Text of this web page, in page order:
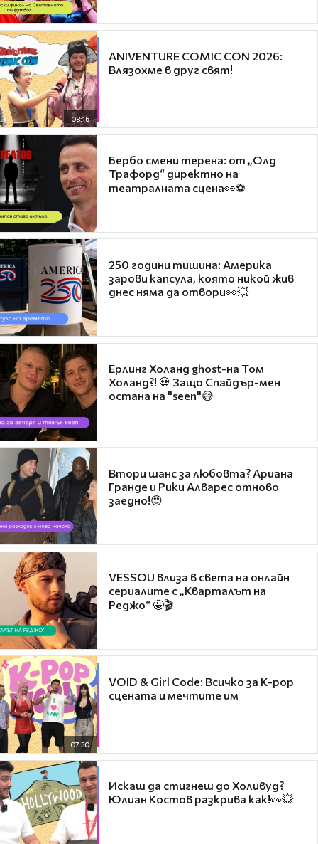
08:16
ANIVENTURE COMIC CON 2026:
Влязохме в друг свят!
Бербо смени терена: от „Олд
Трафорд“ директно на
театралната сцена👀⚽
250 години тишина: Америка
зарови капсула, която никой жив
днес няма да отвори👀💥
Ерлинг Холанд ghost-на Том
Холанд?! 💀 Защо Спайдър-мен
остана на "seen"😅
Втори шанс за любовта? Ариана
Гранде и Рики Алварес отново
заедно!😍
VESSOU влиза в света на онлайн
сериалите с „Кварталът на
Реджо“ 🤩🎬
07:50
VOID & Girl Code: Всичко за K-pop
сцената и мечтите им
Искаш да стигнеш до Холивуд?
Юлиан Костов разкрива как!👀💥